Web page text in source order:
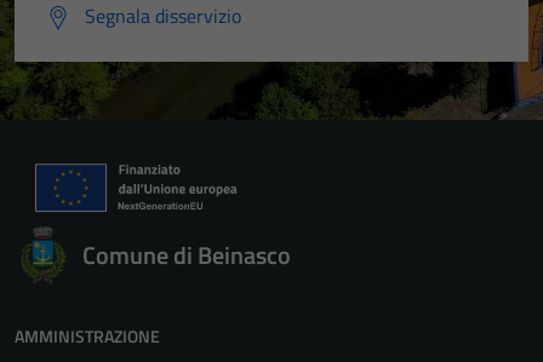
Segnala disservizio
Comune di Beinasco
AMMINISTRAZIONE